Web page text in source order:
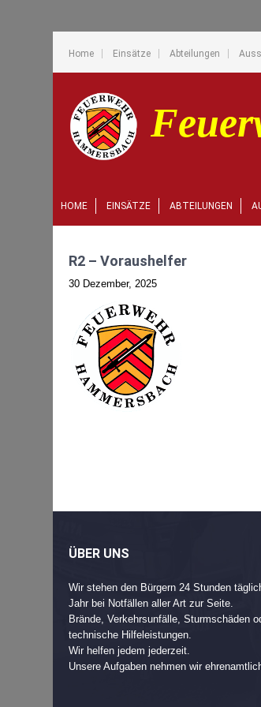
Home Einsätze Abteilungen
HOME EINSÄTZE ABTEILUNGEN
R2 – Voraushelfer
30 Dezember, 2025
ÜBER UNS
Wir stehen den Bürgern 24 Stunden
Jahr bei Notfällen aller Art zur Seite.
Brände, Verkehrsunfälle, Sturmschäden
technische Hilfeleistungen.
Wir helfen jedem jederzeit.
Unsere Aufgaben nehmen wir